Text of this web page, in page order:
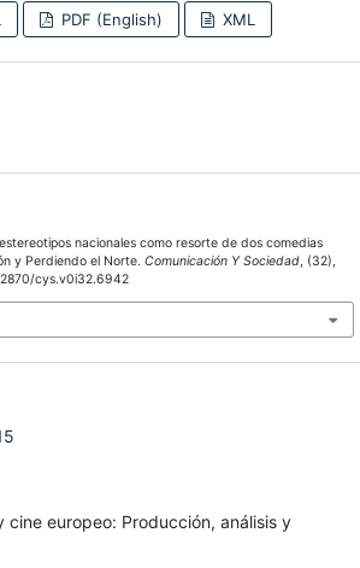
PDF (English) XML
nacionales como resorte de dos comedias
y Perdiendo el Norte. Comunicación Y Sociedad, (32),
cys.v0i32.6942
cine europeo: Producción, análisis y